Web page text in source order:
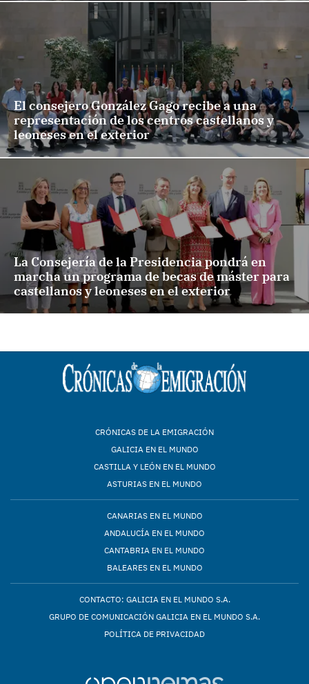
El consejero González Gago recibe a una
representación de los centros castellanos y
leoneses en el exterior
La Consejería de la Presidencia pondrá en
marcha un programa de becas de máster para
castellanos y leoneses en el exterior
CRÓNICAS DE LA EMIGRACIÓN
GALICIA EN EL MUNDO
CASTILLA Y LEÓN EN EL MUNDO
ASTURIAS EN EL MUNDO
CANARIAS EN EL MUNDO
ANDALUCÍA EN EL MUNDO
CANTABRIA EN EL MUNDO
BALEARES EN EL MUNDO
CONTACTO: GALICIA EN EL MUNDO S.A.
GRUPO DE COMUNICACIÓN GALICIA EN EL MUNDO S.A.
POLÍTICA DE PRIVACIDAD